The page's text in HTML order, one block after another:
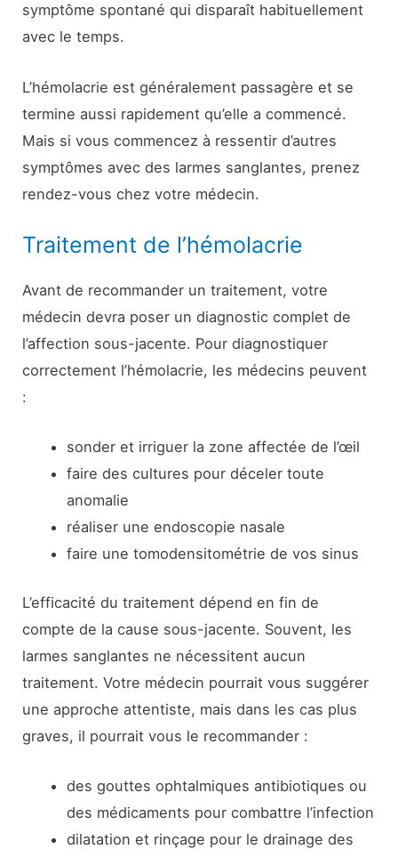
symptôme spontané qui disparaît habituellement
avec le temps.
L’hémolacrie est généralement passagère et se
termine aussi rapidement qu’elle a commencé.
Mais si vous commencez à ressentir d’autres
symptômes avec des larmes sanglantes, prenez
rendez-vous chez votre médecin.
Traitement de l’hémolacrie
Avant de recommander un traitement, votre
médecin devra poser un diagnostic complet de
l’affection sous-jacente. Pour diagnostiquer
correctement l’hémolacrie, les médecins peuvent
:
sonder et irriguer la zone affectée de l’œil
faire des cultures pour déceler toute
anomalie
réaliser une endoscopie nasale
faire une tomodensitométrie de vos sinus
L’efficacité du traitement dépend en fin de
compte de la cause sous-jacente. Souvent, les
larmes sanglantes ne nécessitent aucun
traitement. Votre médecin pourrait vous suggérer
une approche attentiste, mais dans les cas plus
graves, il pourrait vous le recommander :
des gouttes ophtalmiques antibiotiques ou
des médicaments pour combattre l’infection
dilatation et rinçage pour le drainage des